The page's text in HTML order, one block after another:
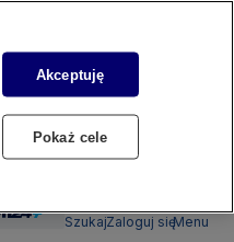
SzukajZaloguj sięMenu
Akceptuję
Pokaż cele